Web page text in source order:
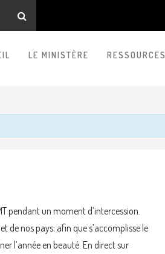
LE MINISTÈRE RESSOURCES
pendant un moment d’intercession.
de nos pays; afin que s’accomplisse le
l’année en beauté. En direct sur